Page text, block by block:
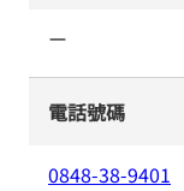
ー
電話號碼
0848-38-9401